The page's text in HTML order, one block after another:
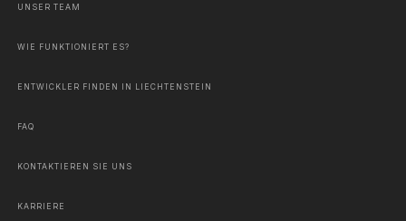
UNSER TEAM
WIE FUNKTIONIERT ES?
ENTWICKLER FINDEN IN LIECHTENSTEIN
FAQ
KONTAKTIEREN SIE UNS
KARRIERE